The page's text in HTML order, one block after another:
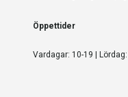
Öppettider
Vardagar: 10-19 |